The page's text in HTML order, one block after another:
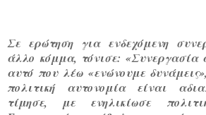
Σε ερώτηση για ενδεχόμενη
άλλο κόμμα, τόνισε: «Συνεργασία
αυτό που λέω «ενώνουμε
πολιτική αυτονομία είναι
τίμησε, με ενηλικίωσε